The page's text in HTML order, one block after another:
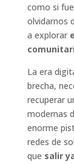
como si
olvidarnos
a explorar
La era
brecha,
recuperar
modernas
enorme
redes de
que salir